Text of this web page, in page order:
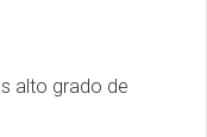
alto grado de